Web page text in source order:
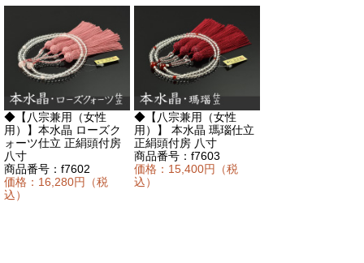
◆【 八宗兼用（女性
用）
】本水晶 ローズク
ォーツ仕立 正絹頭付房
八寸
商品番号：f7602
価格：16,280円（税
込）
◆【 八宗兼用（女性
用）
】 本水晶 瑪瑙仕立
正絹頭付房 八寸
商品番号：f7603
価格：15,400円（税
込）